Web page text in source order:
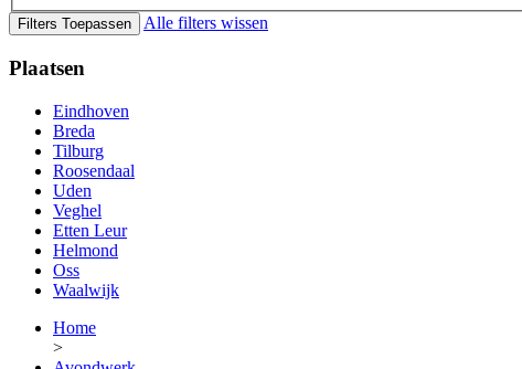
Filters Toepassen Alle filters wissen
Plaatsen
Eindhoven
Breda
Tilburg
Roosendaal
Uden
Veghel
Etten Leur
Helmond
Oss
Waalwijk
Home
>